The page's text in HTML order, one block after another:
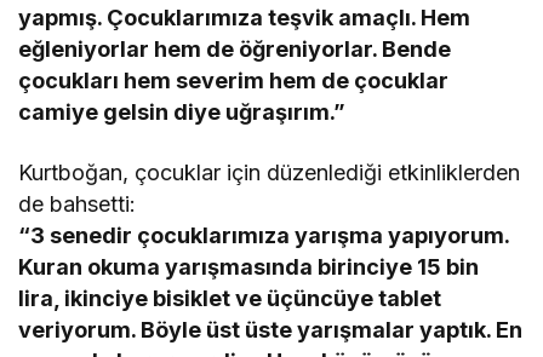
yapmış. Çocuklarımıza teşvik amaçlı. Hem
eğleniyorlar hem de öğreniyorlar. Bende
çocukları hem severim hem de çocuklar
camiye gelsin diye uğraşırım.”
Kurtboğan, çocuklar için düzenlediği etkinliklerden
de bahsetti:
“3 senedir çocuklarımıza yarışma yapıyorum.
Kuran okuma yarışmasında birinciye 15 bin
lira, ikinciye bisiklet ve üçüncüye tablet
veriyorum. Böyle üst üste yarışmalar yaptık. En